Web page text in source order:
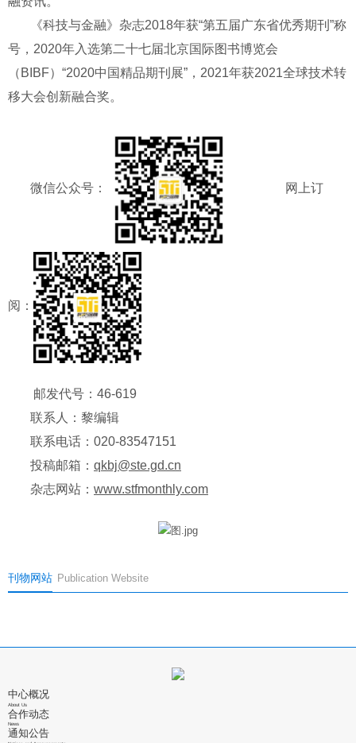
《科技与金融》杂志2018年获“第五届广东省优秀期刊”称
号，2020年入选第二十七届北京国际图书博览会
（BIBF）“2020中国精品期刊展”，2021年获2021全球技术转
移大会创新融合奖。
微信公众号： 网上订
阅：
邮发代号：46-619
联系人：黎编辑
联系电话：020-83547151
投稿邮箱： qkbj@ste.gd.cn
杂志网站： www.stfmonthly.com
刊物网站 Publication Website
《科技与金融》是由广东省
中心概况
About Us
合作动态
News
通知公告